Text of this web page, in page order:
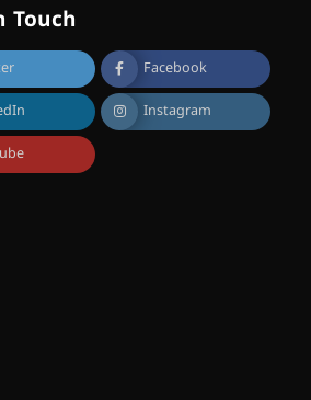
ആഗസ്റ്റ് 7
സ്‌ക്രീൻ
August 6, 2026
ജോസഫ്സ് കോളജ്
Touch
Facebook
Instagram